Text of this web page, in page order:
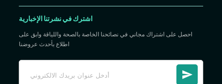
اشترك في نشرتنا الإخبارية
احصل على اشتراك مجاني في نصائحنا الخاصة بالصحة واللياقة وابق على
اطلاع بأحدث عروضنا